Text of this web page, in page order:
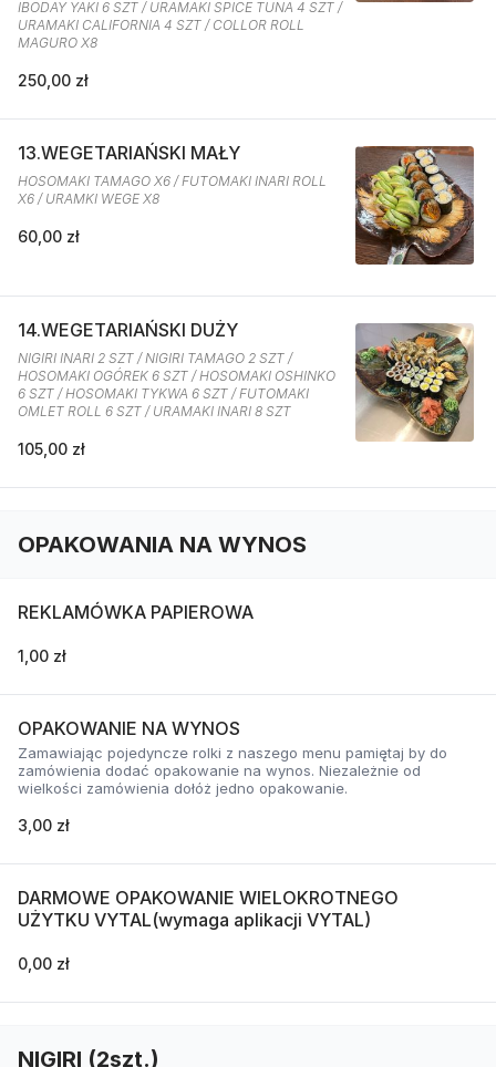
IBODAY YAKI 6 SZT / URAMAKI SPICE TUNA 4 SZT /
URAMAKI CALIFORNIA 4 SZT / COLLOR ROLL
MAGURO X8
250,00 zł
13.WEGETARIAŃSKI MAŁY
HOSOMAKI TAMAGO X6 / FUTOMAKI INARI ROLL
X6 / URAMKI WEGE X8
60,00 zł
14.WEGETARIAŃSKI DUŻY
NIGIRI INARI 2 SZT / NIGIRI TAMAGO 2 SZT /
HOSOMAKI OGÓREK 6 SZT / HOSOMAKI OSHINKO
6 SZT / HOSOMAKI TYKWA 6 SZT / FUTOMAKI
OMLET ROLL 6 SZT / URAMAKI INARI 8 SZT
105,00 zł
OPAKOWANIA NA WYNOS
REKLAMÓWKA PAPIEROWA
1,00 zł
OPAKOWANIE NA WYNOS
Zamawiając pojedyncze rolki z naszego menu pamiętaj by do
zamówienia dodać opakowanie na wynos. Niezależnie od
wielkości zamówienia dołóż jedno opakowanie.
3,00 zł
DARMOWE OPAKOWANIE WIELOKROTNEGO
UŻYTKU VYTAL(wymaga aplikacji VYTAL)
0,00 zł
NIGIRI (2szt.)